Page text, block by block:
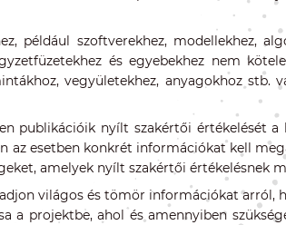
például szoftverekhez, modellekhez,
és egyebekhez nem
vegyületekhez, anyagokhoz stb.
publikációik nyílt szakértői értékelését a
az esetben konkrét információkat kell
amelyek nyílt szakértői értékelésnek
világos és tömör információkat arról,
a projektbe, ahol és amennyiben